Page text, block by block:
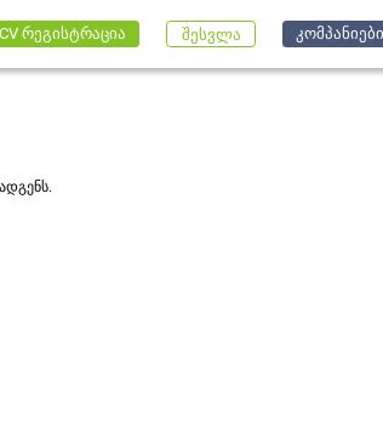
CV რეგისტრაცია შესვლა